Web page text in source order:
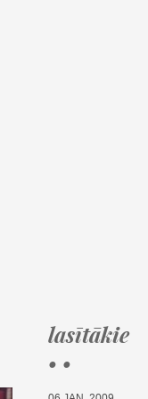
lasītākie
• •